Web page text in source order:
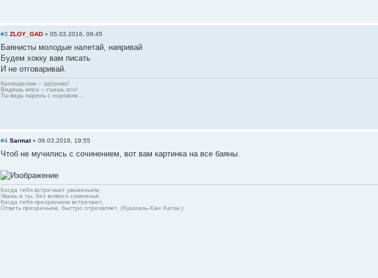
#3 ZLOY_GAD » 05.03.2016, 09:45
Баянисты молодые налетай, наяривай
Будем хокку вам писать
И не отговаривай.
Крокодилам – здорово!
Видишь мясо – съешь его!
Ты ведь парень с норовом…
#4 Sarmat» 06.03.2016, 19:55
Чтоб не мучились с сочинением, вот вам картинка на все баяны.
Когда тебя встречают уваженьем,
Уважь и ты, без всякого сомненья.
Когда тебя презрением встречают,
Ответь презреньем, быстро отрезвляет. (Хушхаль-Хан Хатак.)